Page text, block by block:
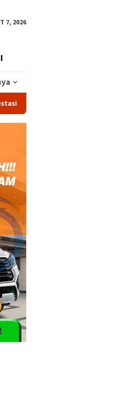
7, 2026
Triliun Dongkrak Swasembada